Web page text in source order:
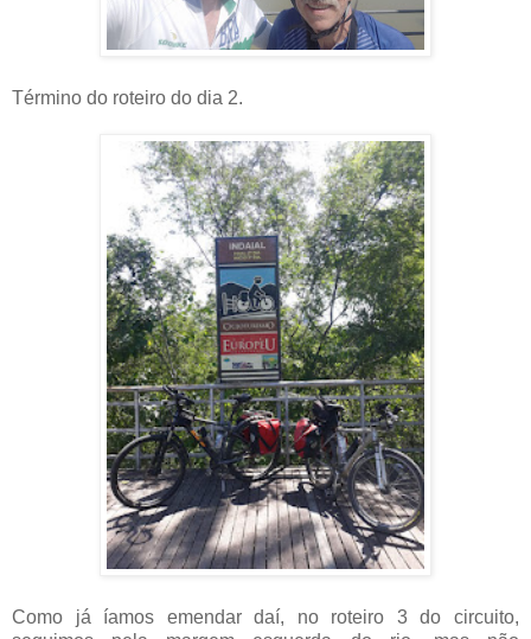
Término do roteiro do dia 2.
Como já íamos emendar daí, no roteiro 3 do circuito,